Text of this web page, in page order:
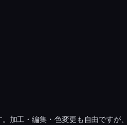
加工・編集・色変更も自由ですが、